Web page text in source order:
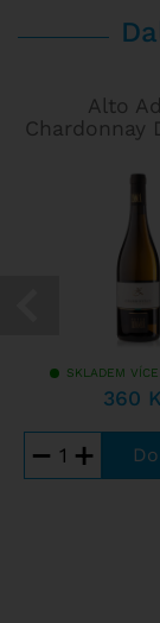
Alto
Chardonnay
SKLADEM
360
− +